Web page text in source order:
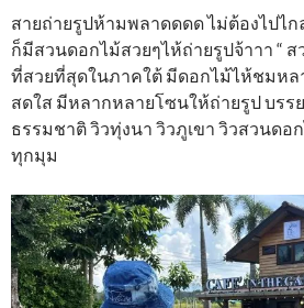
สายถ่ายรูปห้ามพลาดดดด ไม่ต้องไปไก
ก็มีสวนดอกไม้สวยๆไห้ถ่ายรูปจ้าาา “ ส
ที่สวยที่สุดในภาคใต้ มีดอกไม้ไห้ชมห
สดใส มีหลากหลายโซนให้ถ่ายรูป บรร
ธรรมชาติ วิวทุ่งนา วิวภูเขา วิวสวนดอ
ทุกมุม